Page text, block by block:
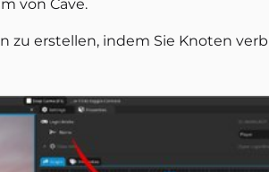
von Cave.
zu erstellen, indem Sie Knoten